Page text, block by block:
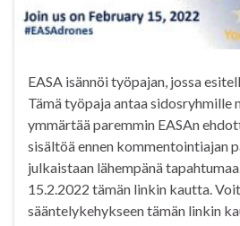
EASA isännöi työpajan, jossa
Tämä työpaja antaa sidosryhmille
ymmärtää paremmin EASAn
sisältöä ennen kommentointiajan
julkaistaan ​​lähempänä
15.2.2022 tämän linkin kautta.
sääntelykehykseen tämän linkin